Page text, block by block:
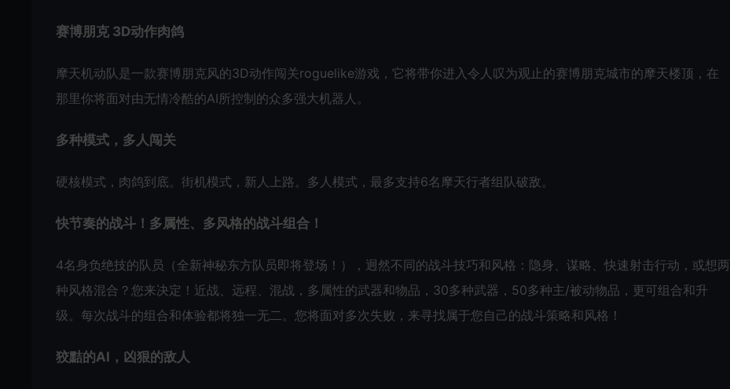
赛博朋克 3D动作肉鸽
摩天机动队是一款赛博朋克风的3D动作闯关roguelike游戏，它将带你进入令人叹为观止的赛博朋克城市的摩天楼顶，在
那里你将面对由无情冷酷的AI所控制的众多强大机器人。
多种模式，多人闯关
硬核模式，肉鸽到底。街机模式，新人上路。多人模式，最多支持6名摩天行者组队破敌。
快节奏的战斗！多属性、多风格的战斗组合！
4名身负绝技的队员（全新神秘东方队员即将登场！），迥然不同的战斗技巧和风格：隐身、谋略、快速射击行动，或想两
种风格混合？您来决定！近战、远程、混战，多属性的武器和物品，30多种武器，50多种主/被动物品，更可组合和升
级。每次战斗的组合和体验都将独一无二。您将面对多次失败，来寻找属于您自己的战斗策略和风格！
狡黠的AI，凶狠的敌人